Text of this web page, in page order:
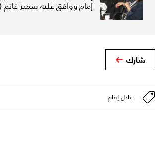
إمام ووافق عليه سمير
شارك
عادل إمام